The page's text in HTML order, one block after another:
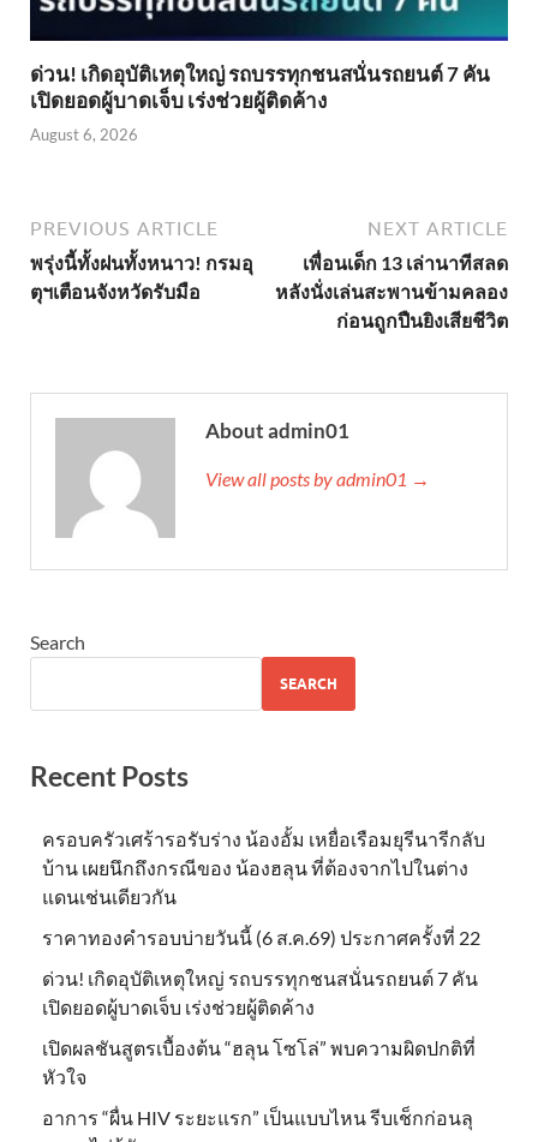
ด่วน! เกิดอุบัติเหตุใหญ่ รถบรรทุกชนสนั่นรถยนต์ 7 คัน
เปิดยอดผู้บาดเจ็บ เร่งช่วยผู้ติดค้าง
August 6, 2026
PREVIOUS ARTICLE
พรุ่งนี้ทั้งฝนทั้งหนาว! กรมอุ
ตุฯเตือนจังหวัดรับมือ
NEXT ARTICLE
เพื่อนเด็ก 13 เล่านาทีสลด
หลังนั่งเล่นสะพานข้ามคลอง
ก่อนถูกปืนยิงเสียชีวิต
About admin01
View all posts by admin01 →
Search
SEARCH
Recent Posts
ครอบครัวเศร้ารอรับร่าง น้องอั้ม เหยื่อเรือมยุรีนารีกลับ
บ้าน เผยนึกถึงกรณีของ น้องฮลุน ที่ต้องจากไปในต่าง
แดนเช่นเดียวกัน
ราคาทองคำรอบบ่ายวันนี้ (6 ส.ค.69) ประกาศครั้งที่ 22
ด่วน! เกิดอุบัติเหตุใหญ่ รถบรรทุกชนสนั่นรถยนต์ 7 คัน
เปิดยอดผู้บาดเจ็บ เร่งช่วยผู้ติดค้าง
เปิดผลชันสูตรเบื้องต้น “ฮลุน โซโล่” พบความผิดปกติที่
หัวใจ
อาการ “ผื่น HIV ระยะแรก” เป็นแบบไหน รีบเช็กก่อนลุ